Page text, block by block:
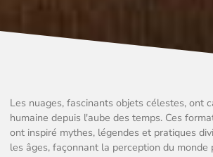
Les nuages, fascinants objets célestes, ont
humaine depuis l'aube des temps. Ces
ont inspiré mythes, légendes et pratiques
les âges, façonnant la perception du monde